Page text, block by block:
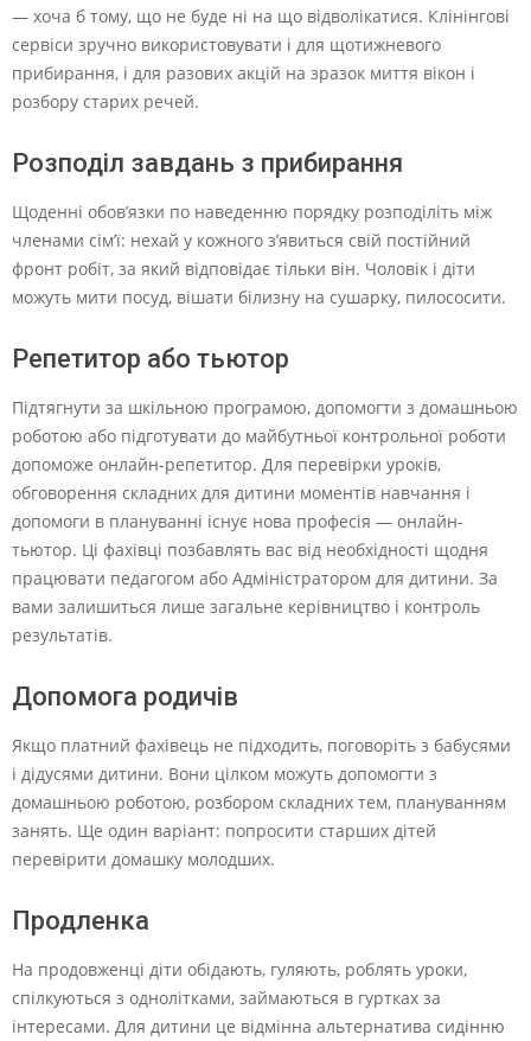
— хоча б тому, що не буде ні на що відволікатися. Клінінгові
сервіси зручно використовувати і для щотижневого
прибирання, і для разових акцій на зразок миття вікон і
розбору старих речей.
Розподіл завдань з прибирання
Щоденні обов’язки по наведенню порядку розподіліть між
членами сім’ї: нехай у кожного з’явиться свій постійний
фронт робіт, за який відповідає тільки він. Чоловік і діти
можуть мити посуд, вішати білизну на сушарку, пилососити.
Репетитор або тьютор
Підтягнути за шкільною програмою, допомогти з домашньою
роботою або підготувати до майбутньої контрольної роботи
допоможе онлайн-репетитор. Для перевірки уроків,
обговорення складних для дитини моментів навчання і
допомоги в плануванні існує нова професія — онлайн-
тьютор. Ці фахівці позбавлять вас від необхідності щодня
працювати педагогом або Адміністратором для дитини. За
вами залишиться лише загальне керівництво і контроль
результатів.
Допомога родичів
Якщо платний фахівець не підходить, поговоріть з бабусями
і дідусями дитини. Вони цілком можуть допомогти з
домашньою роботою, розбором складних тем, плануванням
занять. Ще один варіант: попросити старших дітей
перевірити домашку молодших.
Продленка
На продовженці діти обідають, гуляють, роблять уроки,
спілкуються з однолітками, займаються в гуртках за
інтересами. Для дитини це відмінна альтернатива сидінню